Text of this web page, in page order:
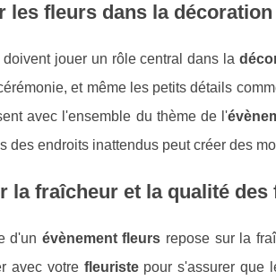
les fleurs dans la
doivent jouer un rôle central dans la
et même les petits détails
avec l'ensemble du thème de l'
des endroits inattendus peut créer des
la fraîcheur et la qualité des
d'un évènement fleurs repose sur la
avec votre fleuristepour s'assurer que